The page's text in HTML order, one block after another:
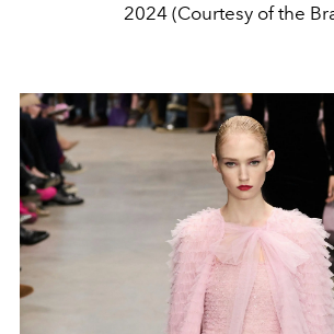
2024 (Courtesy of the